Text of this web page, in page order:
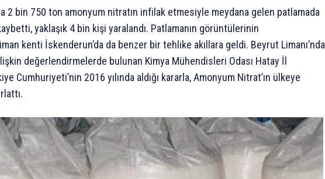
2 bin 750 ton amonyum nitratın infilak etmesiyle meydana gelen patlamada
yaklaşık 4 bin kişi yaralandı. Patlamanın görüntülerinin
kenti İskenderun’da da benzer bir tehlike akıllara geldi. Beyrut Limanı’nda
değerlendirmelerde bulunan Kimya Mühendisleri Odası Hatay İl
Cumhuriyeti’nin 2016 yılında aldığı kararla, Amonyum Nitrat’ın ülkeye